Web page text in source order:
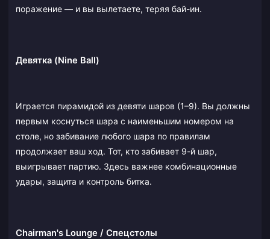
поражение — и вы вылетаете, теряя бай-ин.
Девятка (Nine Ball)
Играется пирамидой из девяти шаров (1–9). Вы должны
первым коснуться шара с наименьшим номером на
столе, но забивание любого шара по правилам
продолжает ваш ход. Тот, кто забивает 9-й шар,
выигрывает партию. Здесь важнее комбинационные
удары, защита и контроль битка.
Chairman's Lounge / Спецстолы